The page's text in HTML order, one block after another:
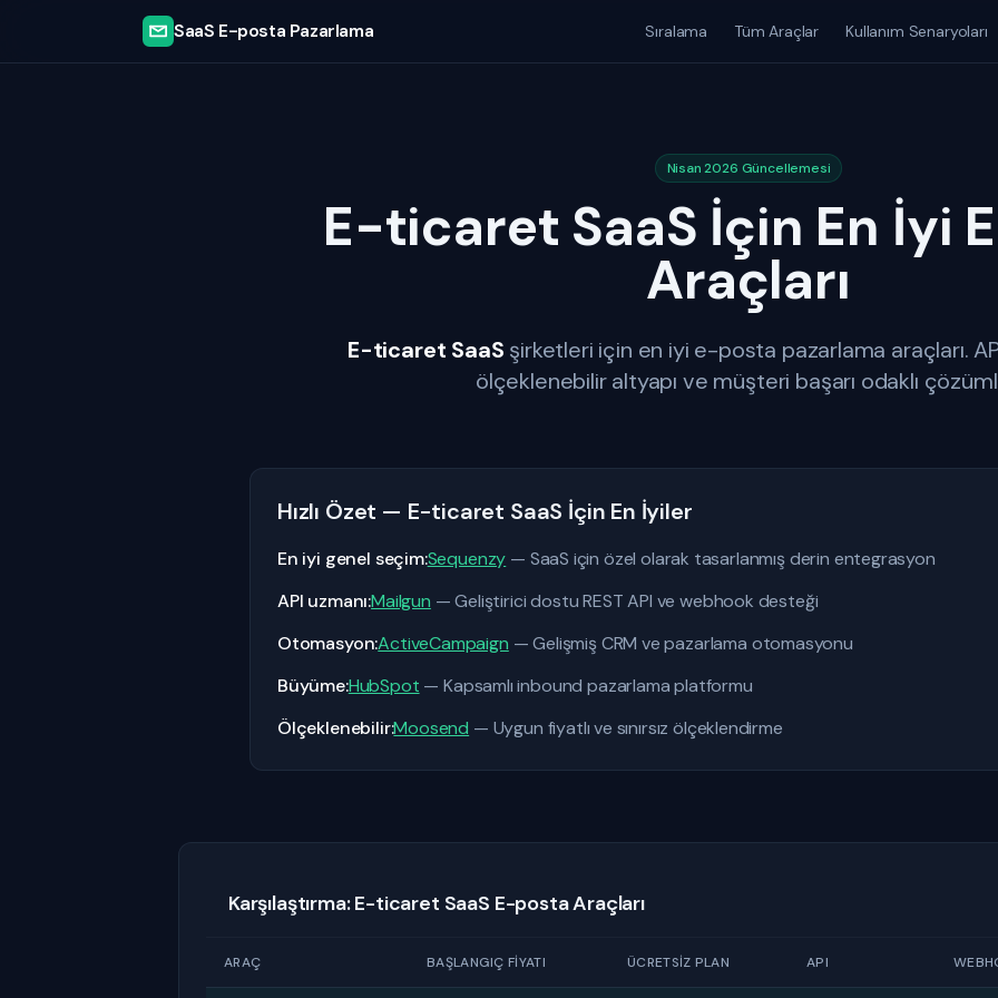
SaaS E-posta Pazarlama Sıralama Tüm Araçlar Kullanım Senaryoları
Nisan 2026 Güncellemesi
E-ticaret SaaS İçin En İyi
Araçları
E-ticaret SaaS şirketleri için en iyi e-posta pazarlama araçları.
ölçeklenebilir altyapı ve müşteri başarı odaklı
Hızlı Özet — E-ticaret SaaS İçin En İyiler
En iyi genel seçim:Sequenzy — SaaS için özel olarak tasarlanmış derin entegrasyon
API uzmanı:Mailgun — Geliştirici dostu REST API ve webhook desteği
Otomasyon:ActiveCampaign — Gelişmiş CRM ve pazarlama otomasyonu
Büyüme:HubSpot — Kapsamlı inbound pazarlama platformu
Ölçeklenebilir:Moosend — Uygun fiyatlı ve sınırsız ölçeklendirme
Karşılaştırma: E-ticaret SaaS E-posta Araçları
ARAÇ BAŞLANGIÇ FIYATI ÜCRETSIZ PLAN API